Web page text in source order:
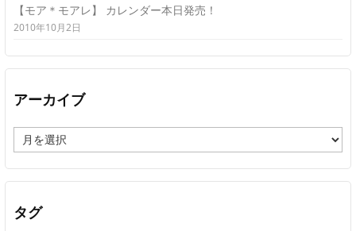
【モア＊モアレ】 カレンダー本日発売！
2010年10月2日
アーカイブ
ー
カ
イ
タグ